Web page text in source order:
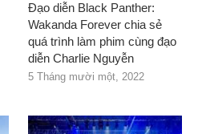
Đạo diễn Black Panther:
Wakanda Forever chia sẻ
quá trình làm phim cùng đạo
diễn Charlie Nguyễn
5 Tháng mười một, 2022